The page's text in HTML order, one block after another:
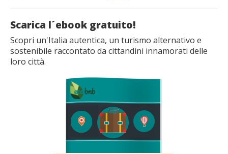
Scarica l´ebook gratuito!
Scopri un'Italia autentica, un turismo alternativo e
sostenibile raccontato da cittandini innamorati delle
loro città.